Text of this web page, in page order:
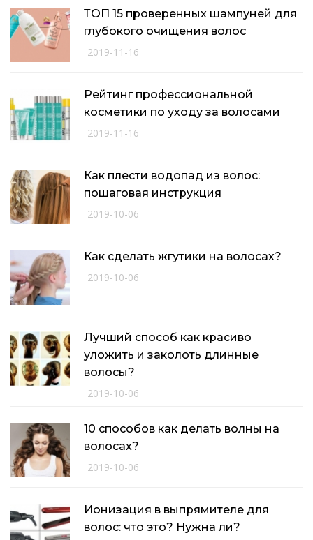
ТОП 15 проверенных шампуней для
глубокого очищения волос
2019-11-16
Рейтинг профессиональной
косметики по уходу за волосами
2019-11-16
Как плести водопад из волос:
пошаговая инструкция
2019-10-06
Как сделать жгутики на волосах?
2019-10-06
Лучший способ как красиво
уложить и заколоть длинные
волосы?
2019-10-06
10 способов как делать волны на
волосах?
2019-10-06
Ионизация в выпрямителе для
волос: что это? Нужна ли?